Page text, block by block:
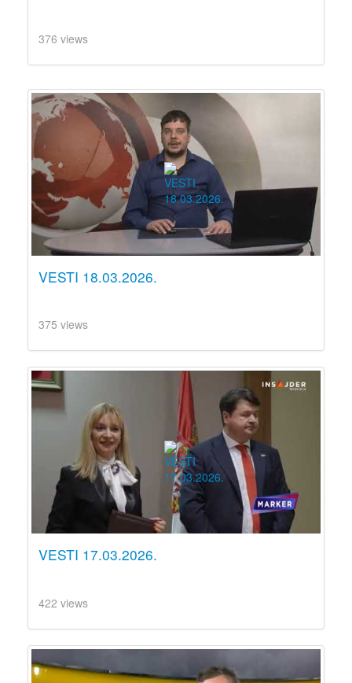
376 views
VESTI 18.03.2026.
375 views
VESTI 17.03.2026.
422 views